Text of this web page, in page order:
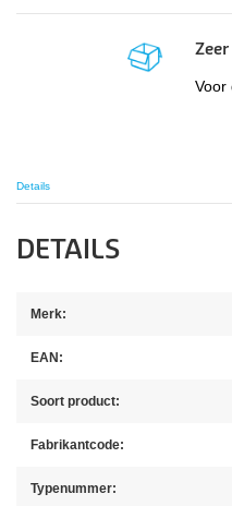
Voor
Details
DETAILS
Merk:
EAN:
Soort product:
Fabrikantcode:
Typenummer: